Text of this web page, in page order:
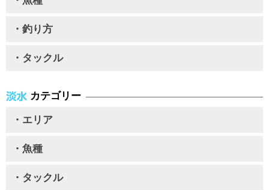
・釣り方
・タックル
カテゴリー
・エリア
・魚種
・タックル